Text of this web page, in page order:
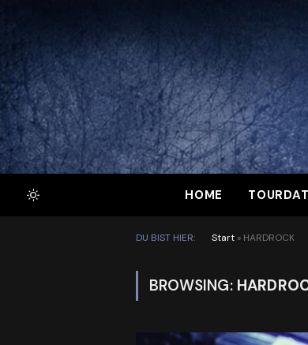
HOME
DU BIST HIER: Start » HARDROCK
BROWSING: